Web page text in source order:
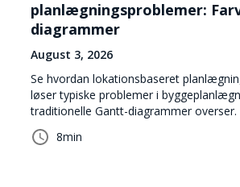
planlægningsproblemer:
diagrammer
August 3, 2026
Se hvordan lokationsbaseret
løser typiske problemer i
traditionelle Gantt-diagrammer overser.
8min